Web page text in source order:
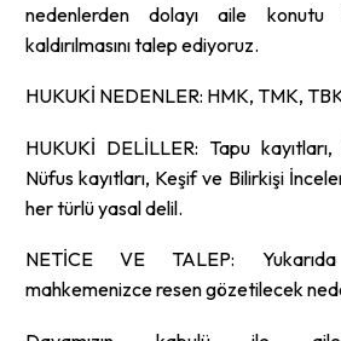
nedenlerden dolayı aile konutu
kaldırılmasını talep ediyoruz.
HUKUKİ NEDENLER: HMK, TMK,
HUKUKİ DELİLLER: Tapu
Nüfus kayıtları, Keşif ve Bilirkişi
her türlü yasal delil.
NETİCE VE TALEP: Yukarıda
mahkemenizce resen gözetilecek